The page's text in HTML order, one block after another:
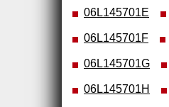
06L145701E
06L145701F
06L145701G
06L145701H